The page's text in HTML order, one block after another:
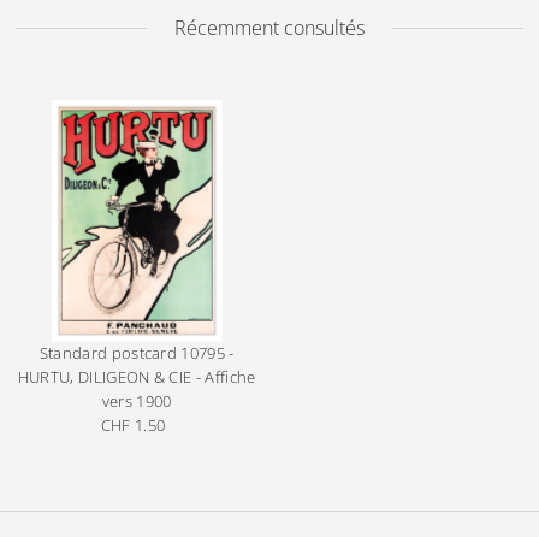
Récemment consultés
Standard postcard 10795 -
HURTU, DILIGEON & CIE - Affiche
vers 1900
Prix
CHF 1.50